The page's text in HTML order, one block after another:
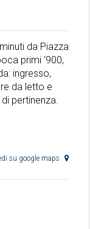
da Piazza
primi ‘900,
ingresso,
da letto e
pertinenza.
su google maps